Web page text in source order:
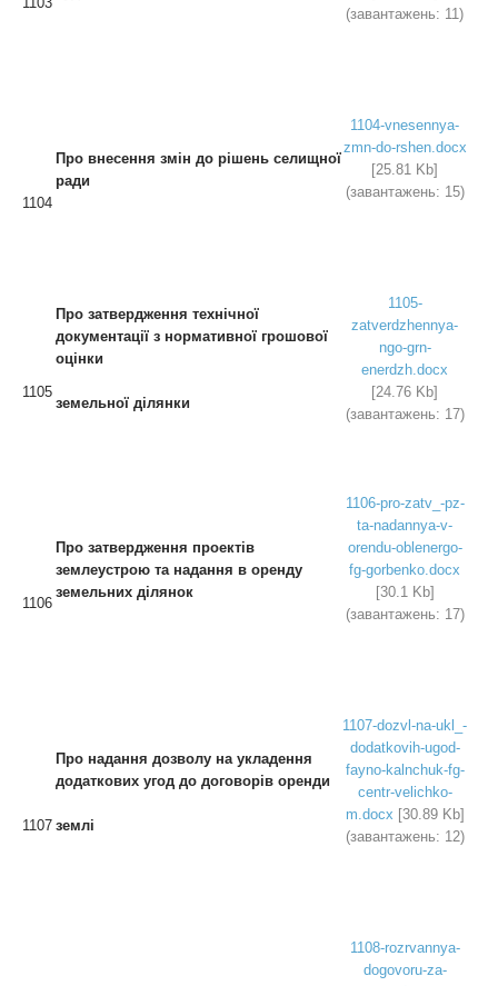
(завантажень: 11)
1104
Про внесення змін до рішень селищної
ради
1104-vnesennya-
zmn-do-rshen.docx
[25.81 Kb]
(завантажень: 15)
1105
Про затвердження технічної
документації з нормативної грошової
оцінки
земельної ділянки
1105-
zatverdzhennya-
ngo-grn-
enerdzh.docx
[24.76 Kb]
(завантажень: 17)
1106
Про затвердження проектів
землеустрою та надання в оренду
земельних ділянок
1106-pro-zatv_-pz-
ta-nadannya-v-
orendu-oblenergo-
fg-gorbenko.docx
[30.1 Kb]
(завантажень: 17)
1107
Про надання дозволу на укладення
додаткових угод до договорів оренди
землі
1107-dozvl-na-ukl_-
dodatkovih-ugod-
fayno-kalnchuk-fg-
centr-velichko-
m.docx [30.89 Kb]
(завантажень: 12)
1108-rozrvannya-
dogovoru-za-